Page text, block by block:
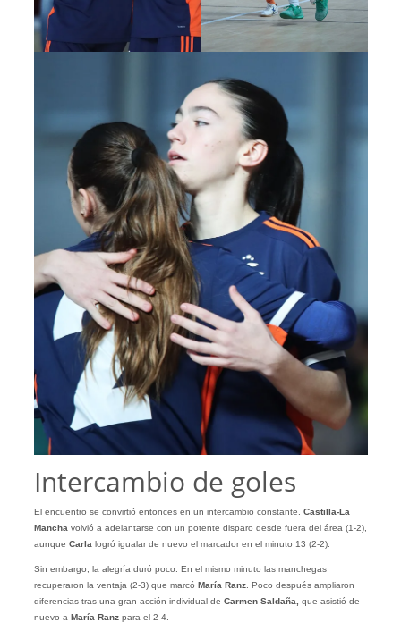
Intercambio de goles
El encuentro se convirtió entonces en un intercambio constante. Castilla-La
Mancha volvió a adelantarse con un potente disparo desde fuera del área (1-2),
aunque Carla logró igualar de nuevo el marcador en el minuto 13 (2-2).
Sin embargo, la alegría duró poco. En el mismo minuto las manchegas
recuperaron la ventaja (2-3) que marcó María Ranz. Poco después ampliaron
diferencias tras una gran acción individual de Carmen Saldaña,
que asistió de
nuevo a María Ranzpara el 2-4.